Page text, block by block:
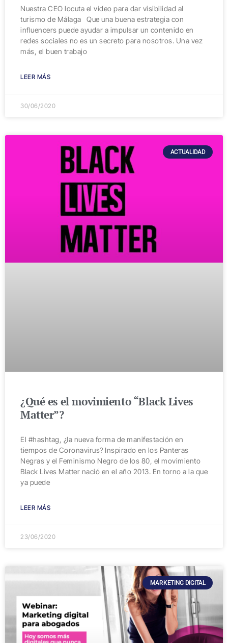
Nuestra CEO locuta el vídeo para dar visibilidad al
turismo de Málaga Que una buena estrategia con
influencers puede ayudar a impulsar un contenido en
redes sociales no es un secreto para nosotros. Una vez
más, el buen trabajo
LEER MÁS
30/06/2020
ACTUALIDAD
¿Qué es el movimiento “Black Lives
Matter”?
El #hashtag, ¿la nueva forma de manifestación en
tiempos de Coronavirus? Inspirado en los Panteras
Negras y el Feminismo Negro de los 80, el movimiento
Black Lives Matter nació en el año 2013. En torno a la que
ya puede
LEER MÁS
23/06/2020
MARKETING DIGITAL